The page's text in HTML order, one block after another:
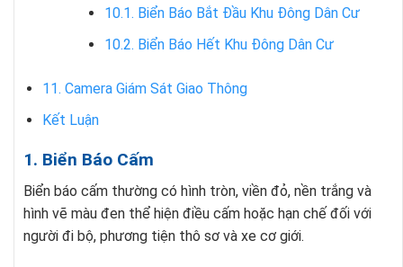
10.1. Biển Báo Bắt Đầu Khu Đông Dân Cư
10.2. Biển Báo Hết Khu Đông Dân Cư
11. Camera Giám Sát Giao Thông
Kết Luận
1. Biển Báo Cấm
Biển báo cấm thường có hình tròn, viền đỏ, nền trắng và
hình vẽ màu đen thể hiện điều cấm hoặc hạn chế đối với
người đi bộ, phương tiện thô sơ và xe cơ giới.